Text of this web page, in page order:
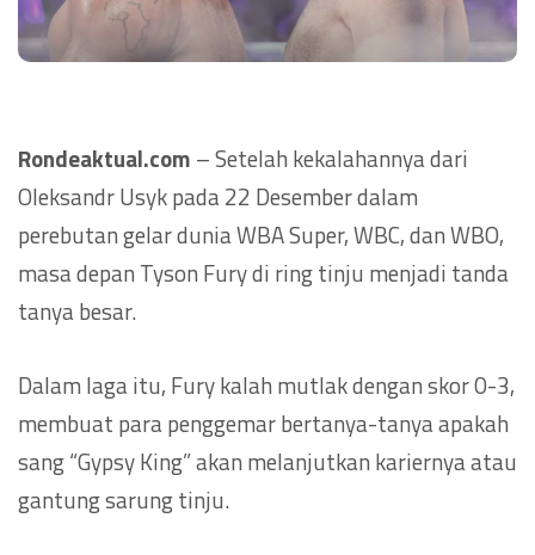
Rondeaktual.com – Setelah kekalahannya dari
Oleksandr Usyk pada 22 Desember dalam
perebutan gelar dunia WBA Super, WBC, dan WBO,
masa depan Tyson Fury di ring tinju menjadi tanda
tanya besar.
Dalam laga itu, Fury kalah mutlak dengan skor 0-3,
membuat para penggemar bertanya-tanya apakah
sang “Gypsy King” akan melanjutkan kariernya atau
gantung sarung tinju.